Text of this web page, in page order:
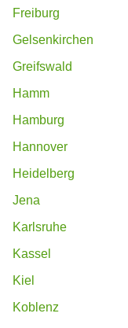
Freiburg
Gelsenkirchen
Greifswald
Hamm
Hamburg
Hannover
Heidelberg
Jena
Karlsruhe
Kassel
Kiel
Koblenz